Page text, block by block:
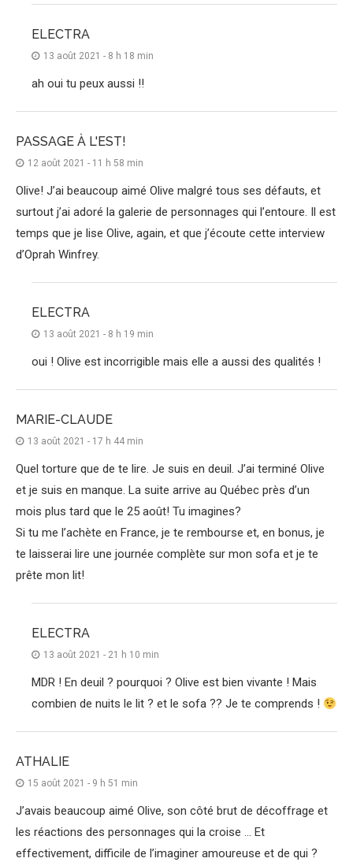
ELECTRA
13 août 2021 - 8 h 18 min
ah oui tu peux aussi !!
PASSAGE À L'EST!
12 août 2021 - 11 h 58 min
Olive! J’ai beaucoup aimé Olive malgré tous ses défauts, et
surtout j’ai adoré la galerie de personnages qui l’entoure. Il est
temps que je lise Olive, again, et que j’écoute cette interview
d’Oprah Winfrey.
ELECTRA
13 août 2021 - 8 h 19 min
oui ! Olive est incorrigible mais elle a aussi des qualités !
MARIE-CLAUDE
13 août 2021 - 17 h 44 min
Quel torture que de te lire. Je suis en deuil. J’ai terminé Olive
et je suis en manque. La suite arrive au Québec près d’un
mois plus tard que le 25 août! Tu imagines?
Si tu me l’achète en France, je te rembourse et, en bonus, je
te laisserai lire une journée complète sur mon sofa et je te
prête mon lit!
ELECTRA
13 août 2021 - 21 h 10 min
MDR ! En deuil ? pourquoi ? Olive est bien vivante ! Mais
combien de nuits le lit ? et le sofa ?? Je te comprends !
ATHALIE
15 août 2021 - 9 h 51 min
J’avais beaucoup aimé Olive, son côté brut de décoffrage et
les réactions des personnages qui la croise … Et
effectivement, difficile de l’imaginer amoureuse et de qui ?